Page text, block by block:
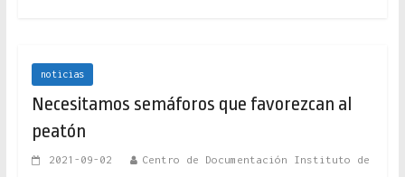
noticias
Necesitamos semáforos que favorezcan al
peatón
2021-09-02 Centro de Documentación Instituto de